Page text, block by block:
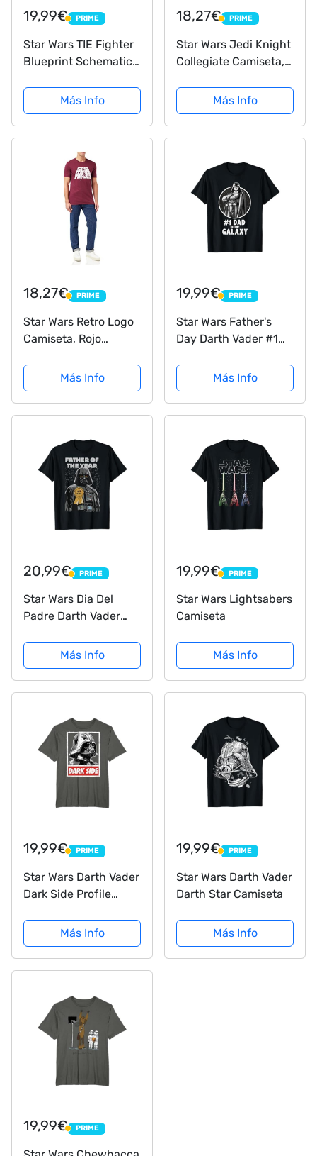
19,99€ PRIME
PRIME
Star Wars TIE Fighter
Blueprint Schematics
Más Info
18,27€ PRIME
PRIME
Star Wars Jedi Knight
Collegiate Camiseta,
para Hombre
Más Info
18,27€ PRIME
PRIME
Star Wars Retro Logo
Camiseta, Rojo
Medium para Hombre
Más Info
19,99€ PRIME
PRIME
Star Wars Father's
Day Darth Vader #1
CamisetaMás Info
20,99€ PRIME
PRIME
Star Wars Dia Del
Padre Darth Vader
CamisetaMás Info
19,99€ PRIME
PRIME
Star Wars Lightsabers
Camiseta
Más Info
19,99€ PRIME
PRIME
Star Wars Darth Vader
Dark Side Profile
Más Info
19,99€ PRIME
PRIME
Star Wars Darth Vader
Darth Star Camiseta
Más Info
19,99€ PRIME
PRIME